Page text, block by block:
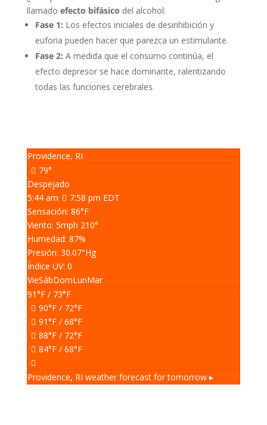
llamado efecto bifásico del alcohol:
Fase 1: Los efectos iniciales de desinhibición y
euforia pueden hacer que parezca un estimulante.
Fase 2: A medida que el consumo continúa, el
efecto depresor se hace dominante, ralentizando
todas las funciones cerebrales.
Providence, RI
79°
Despejado
5:44 am
7:58 pm EDT
Sensación: 86°F
Viento: 5mph 210°
Humedad: 87%
Presión: 30.07"Hg
Índice UV: 0
VieSábDomLunMar
91°F/ 73°F
90°F / 72°F
91°F / 68°F
88°F / 72°F
84°F / 68°F
Providence, RI weather forecast for tomorrow ▸